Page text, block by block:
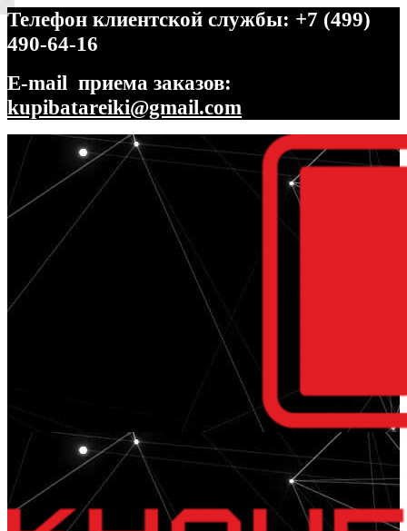
Телефон клиентской службы: +7 (499)
490-64-16
E-mail приема заказов:
kupibatareiki@gmail.com
Перейти
навигации
Перейти
содержимому